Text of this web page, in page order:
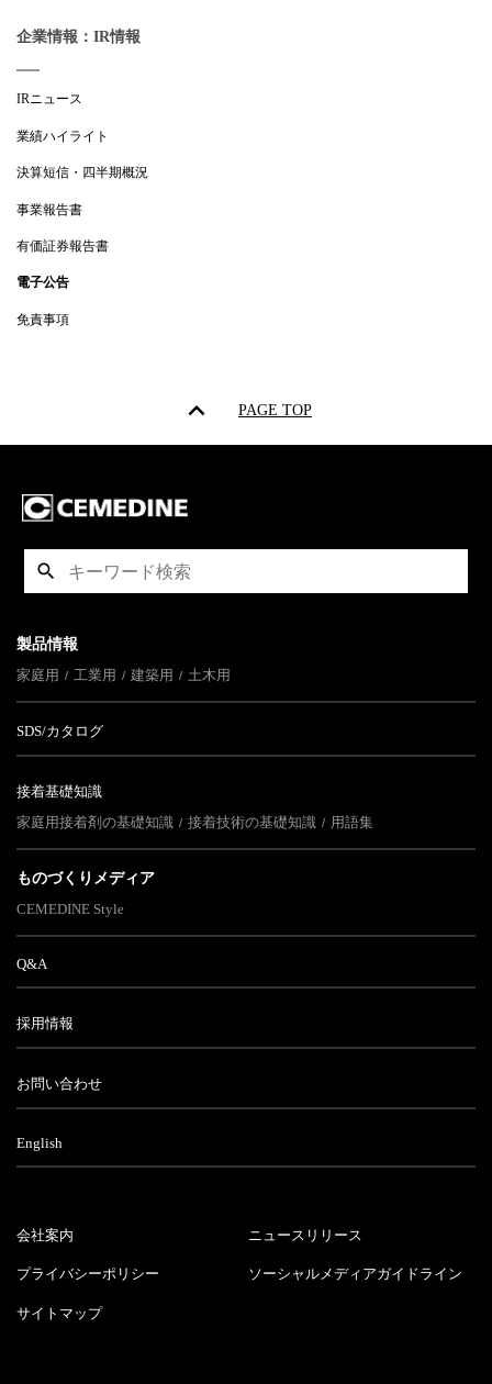
企業情報：IR情報
IRニュース
業績ハイライト
決算短信・四半期概況
事業報告書
有価証券報告書
電子公告
免責事項
PAGE TOP
製品情報
家庭用
工業用 建築用 土木用
SDS/カタログ
接着基礎知識
家庭用接着剤の基礎知識
接着技術の基礎知識 用語集
ものづくりメディア
CEMEDINE Style
Q&A
採用情報
お問い合わせ
English
会社案内 ニュースリリース
プライバシーポリシー ソーシャルメディアガイドライン
サイトマップ